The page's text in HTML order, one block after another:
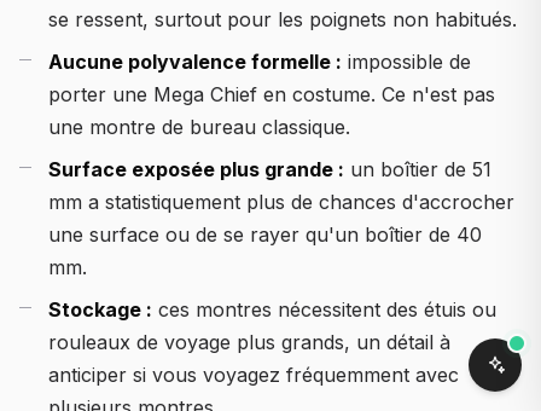
se ressent, surtout pour les poignets non habitués.
Aucune polyvalence formelle : impossible de
porter une Mega Chief en costume. Ce n'est pas
une montre de bureau classique.
Surface exposée plus grande : un boîtier de 51
mm a statistiquement plus de chances d'accrocher
une surface ou de se rayer qu'un boîtier de 40
mm.
Stockage : ces montres nécessitent des étuis ou
rouleaux de voyage plus grands, un détail à
anticiper si vous voyagez fréquemment avec